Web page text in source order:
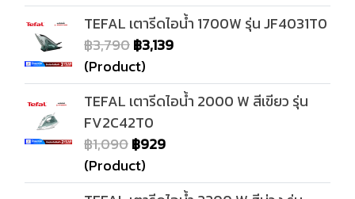
TEFAL เตารีดไอน้ำ 1700W รุ่น JF4031T0
฿3,790฿3,139
(Product)
TEFAL เตารีดไอน้ำ 2000 W สีเขียว รุ่น
FV2C42T0
฿1,090฿929
(Product)